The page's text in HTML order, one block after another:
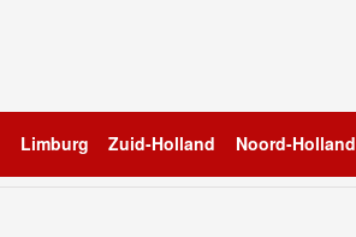
Limburg Zuid-Holland Noord-Holland